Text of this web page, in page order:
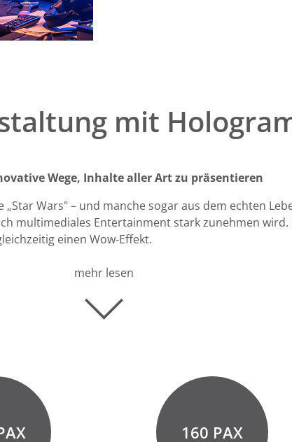
mit
Wege, Inhalte aller Art zu präsentieren
„Star Wars"– und manche sogar aus dem echten
multimediales Entertainment stark zunehmen
einen Wow-Effekt.
mehr lesen
160 PAX